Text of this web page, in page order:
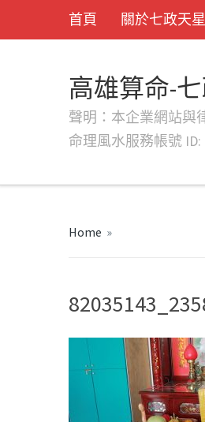
首頁 關於七政天星
高雄算命-
聲明：本企業網站與
命理風水服務帳號 ID:
Home »